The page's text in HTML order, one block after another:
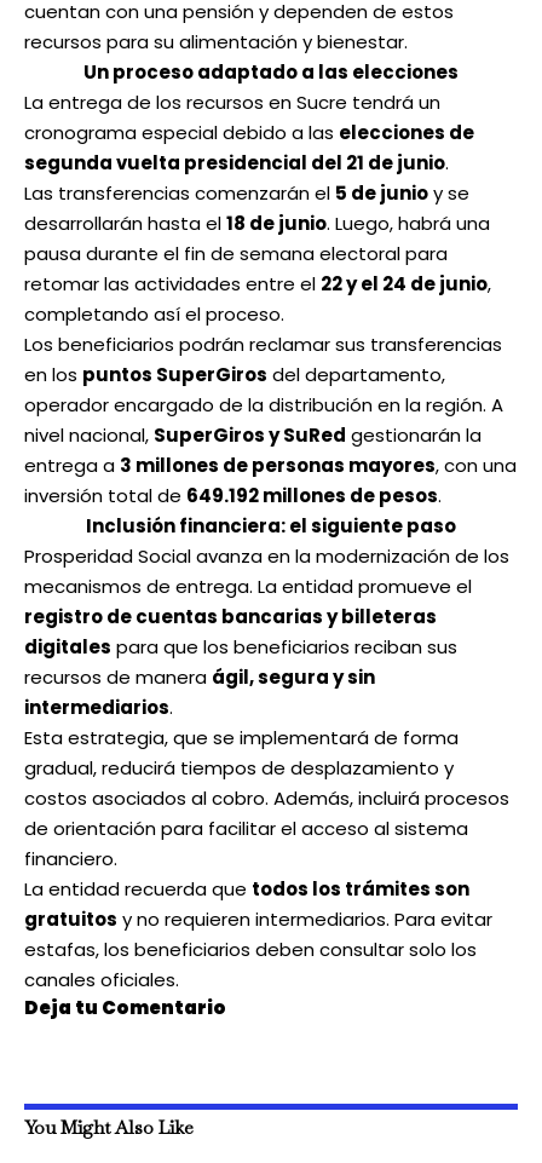
cuentan con una pensión y dependen de estos
recursos para su alimentación y bienestar.
Un proceso adaptado a las elecciones
La entrega de los recursos en Sucre tendrá un
cronograma especial debido a las elecciones de
segunda vuelta presidencial del 21 de junio.
Las transferencias comenzarán el 5 de junioy se
desarrollarán hasta el18 de junio. Luego, habrá una
pausa durante el fin de semana electoral para
retomar las actividades entre el 22 y el 24 de junio,
completando así el proceso.
Los beneficiarios podrán reclamar sus transferencias
en los puntos SuperGiros del departamento,
operador encargado de la distribución en la región. A
nivel nacional, SuperGiros y SuRed gestionarán la
entrega a 3 millones de personas mayores, con una
inversión total de 649.192 millones de pesos.
Inclusión financiera: el siguiente paso
Prosperidad Socialavanza en la modernización de los
mecanismos de entrega. La entidad promueve el
registro de cuentas bancarias y billeteras
digitales para que los beneficiarios reciban sus
recursos de manera ágil, segura y sin
intermediarios.
Esta estrategia, que se implementará de forma
gradual, reducirá tiempos de desplazamiento y
costos asociados al cobro. Además, incluirá procesos
de orientación para facilitar el acceso al sistema
financiero.
La entidad recuerda que todos los trámites son
gratuitos y no requieren intermediarios. Para evitar
estafas, los beneficiarios deben consultar solo los
canales oficiales.
Deja tu Comentario
You Might Also Like